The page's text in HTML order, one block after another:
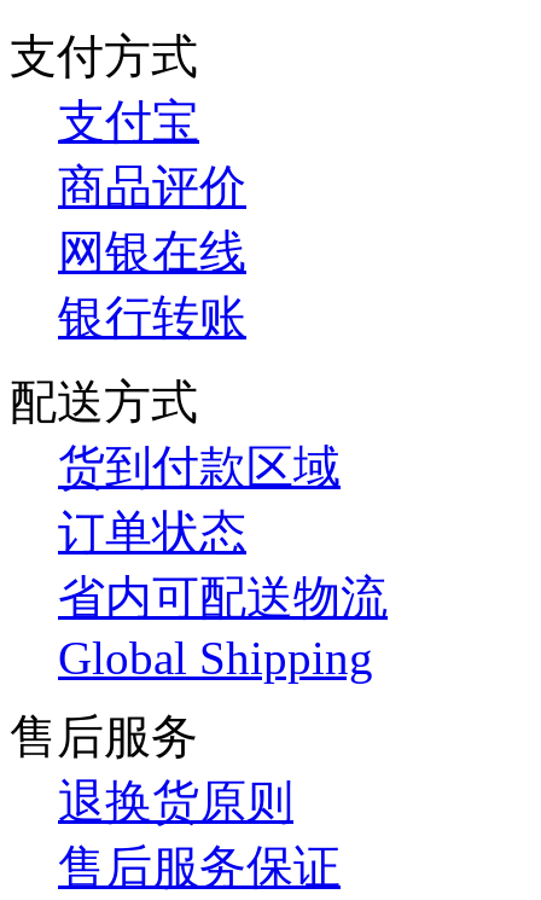
支付方式
支付宝
商品评价
网银在线
银行转账
配送方式
货到付款区域
订单状态
省内可配送物流
Global Shipping
售后服务
退换货原则
售后服务保证